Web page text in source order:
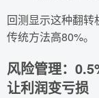
回测显示这种翻
传统方法高80%。
风险管理：
让利润变亏损